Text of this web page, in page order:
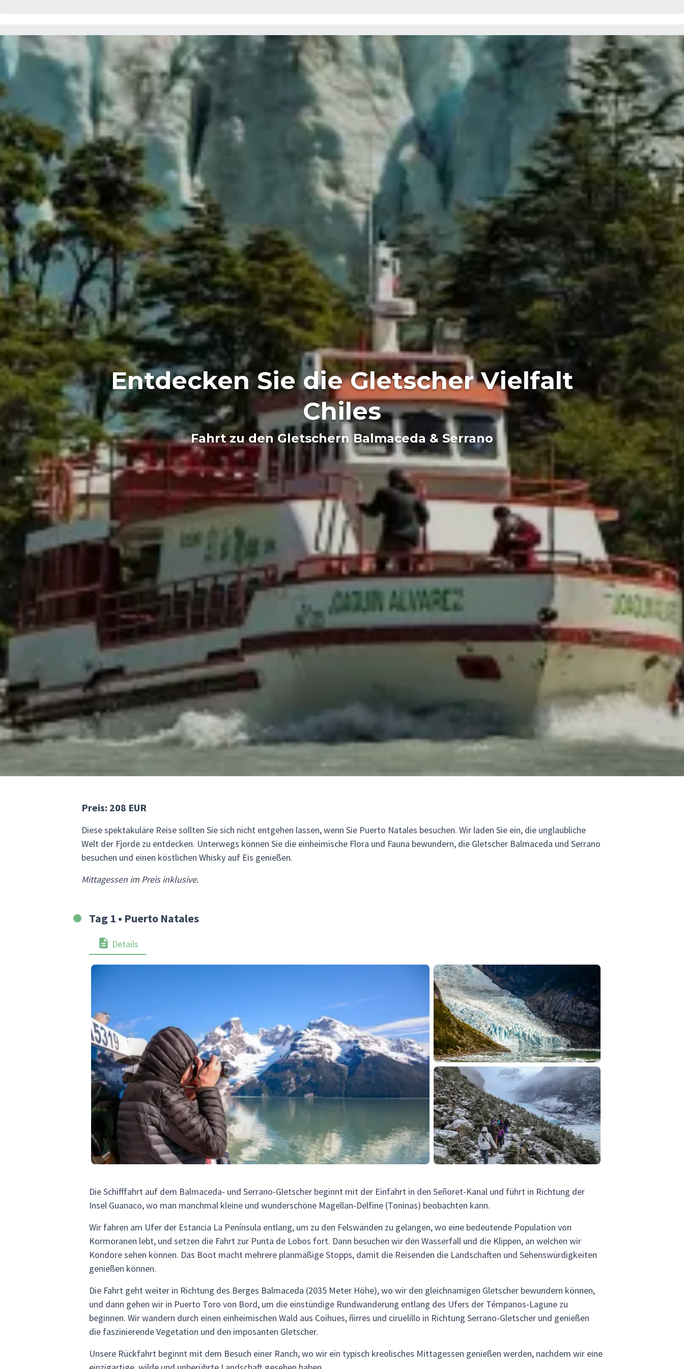
Entdecken Sie die Gletscher Vielfalt
Chiles
Fahrt zu den Gletschern Balmaceda & Serrano
Preis: 208 EUR
Diese spektakuläre Reise sollten Sie sich nicht entgehen lassen, wenn Sie Puerto Natales besuchen. Wir laden Sie ein, die unglaubliche
Welt der Fjorde zu entdecken. Unterwegs können Sie die einheimische Flora und Fauna bewundern, die Gletscher Balmaceda und Serrano
besuchen und einen köstlichen Whisky auf Eis genießen.
Mittagessen im Preis inklusive.
Tag 1 • Puerto Natales
Details
Die Schifffahrt auf dem Balmaceda- und Serrano-Gletscher beginnt mit der Einfahrt in den Señoret-Kanal und führt in Richtung der
Insel Guanaco, wo man manchmal kleine und wunderschöne Magellan-Delfine (Toninas) beobachten kann.
Wir fahren am Ufer der Estancia La Península entlang, um zu den Felswänden zu gelangen, wo eine bedeutende Population von
Kormoranen lebt, und setzen die Fahrt zur Punta de Lobos fort. Dann besuchen wir den Wasserfall und die Klippen, an welchen wir
Kondore sehen können. Das Boot macht mehrere planmäßige Stopps, damit die Reisenden die Landschaften und Sehenswürdigkeiten
genießen können.
Die Fahrt geht weiter in Richtung des Berges Balmaceda (2035 Meter Höhe), wo wir den gleichnamigen Gletscher bewundern können,
und dann gehen wir in Puerto Toro von Bord, um die einstündige Rundwanderung entlang des Ufers der Témpanos-Lagune zu
beginnen. Wir wandern durch einen einheimischen Wald aus Coihues, ñirres und ciruelillo in Richtung Serrano-Gletscher und genießen
die faszinierende Vegetation und den imposanten Gletscher.
Unsere Rückfahrt beginnt mit dem Besuch einer Ranch, wo wir ein typisch kreolisches Mittagessen genießen werden, nachdem wir eine